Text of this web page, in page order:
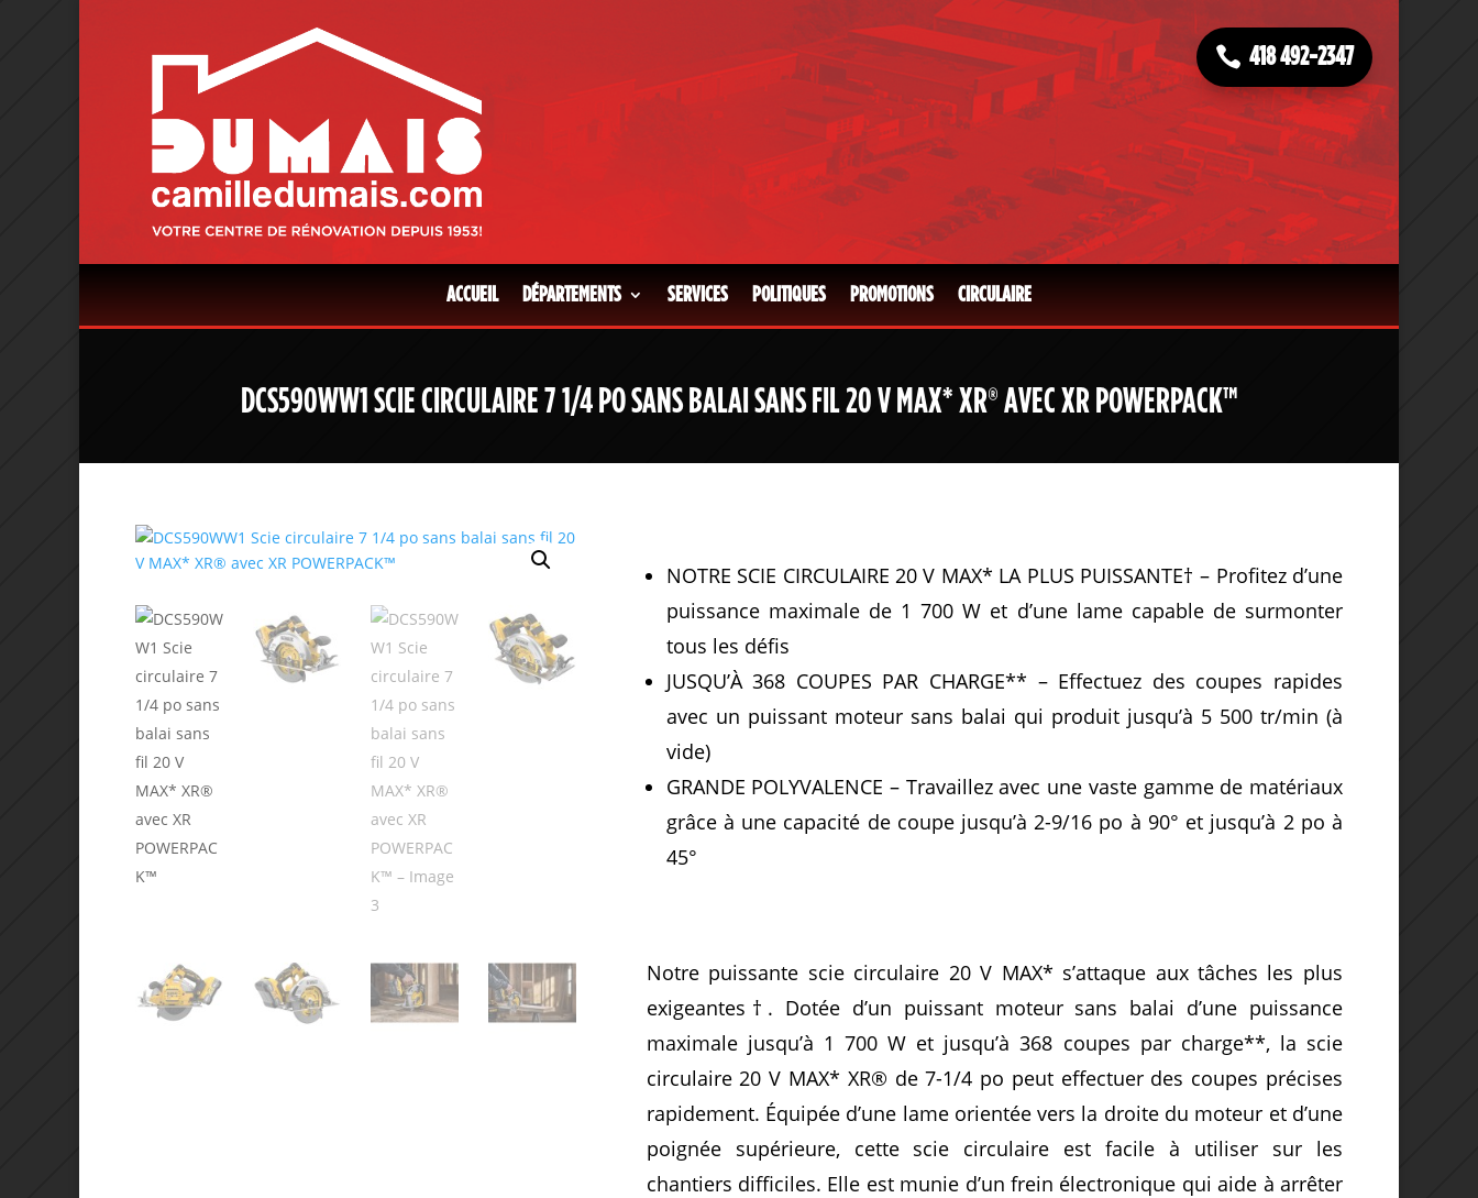
418 492-2347
ACCUEIL DÉPARTEMENTS SERVICES POLITIQUES PROMOTIONS CIRCULAIRE
DCS590WW1 SCIE CIRCULAIRE 7 1/4 PO SANS BALAI SANS FIL 20 V MAX* XR® AVEC XR POWERPACK™
NOTRE SCIE CIRCULAIRE 20 V MAX* LA PLUS PUISSANTE† – Profitez d’une
puissance maximale de 1 700 W et d’une lame capable de surmonter
tous les défis
JUSQU’À 368 COUPES PAR CHARGE** – Effectuez des coupes rapides
avec un puissant moteur sans balai qui produit jusqu’à 5 500 tr/min (à
vide)
GRANDE POLYVALENCE – Travaillez avec une vaste gamme de matériaux
grâce à une capacité de coupe jusqu’à 2-9/16 po à 90° et jusqu’à 2 po à
45°
Notre puissante scie circulaire 20 V MAX* s’attaque aux tâches les plus
exigeantes†. Dotée d’un puissant moteur sans balai d’une puissance
maximale jusqu’à 1 700 W et jusqu’à 368 coupes par charge**, la scie
circulaire 20 V MAX* XR® de 7-1/4 po peut effectuer des coupes précises
rapidement. Équipée d’une lame orientée vers la droite du moteur et d’une
poignée supérieure, cette scie circulaire est facile à utiliser sur les
chantiers difficiles. Elle est munie d’un frein électronique qui aide à arrêter